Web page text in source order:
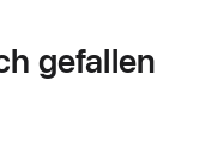
gefallen